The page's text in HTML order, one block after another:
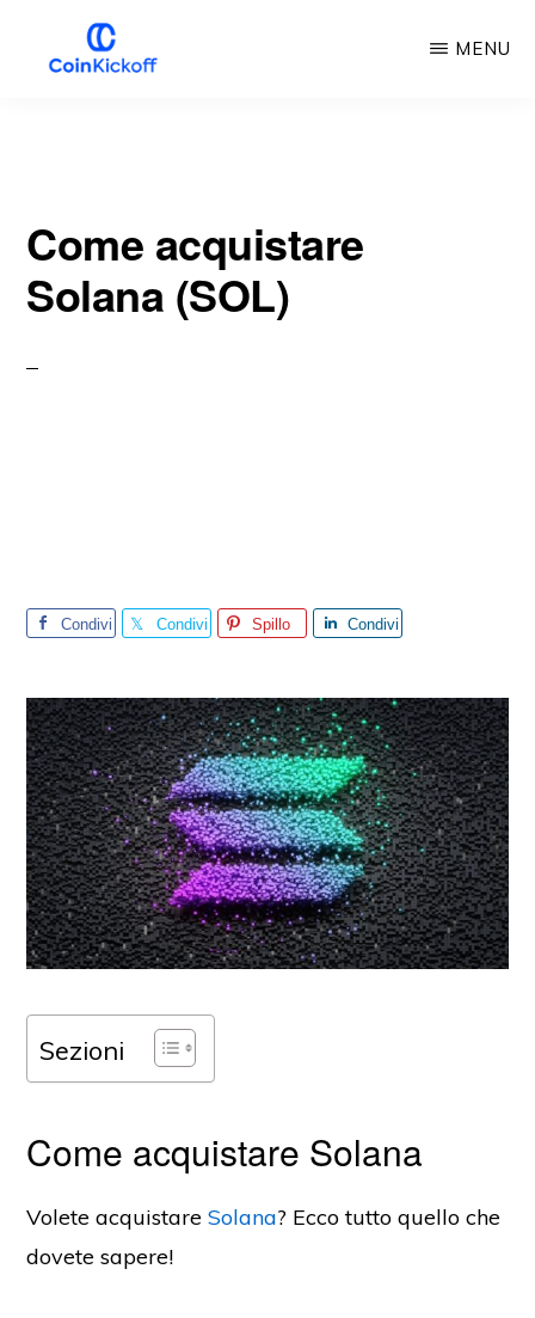
MENU
Come acquistare
Solana (SOL)
Condivi
Condivi
Spillo
Condivi
Sezioni
Come acquistare Solana
Volete acquistareSolana? Ecco tutto quello che
dovete sapere!